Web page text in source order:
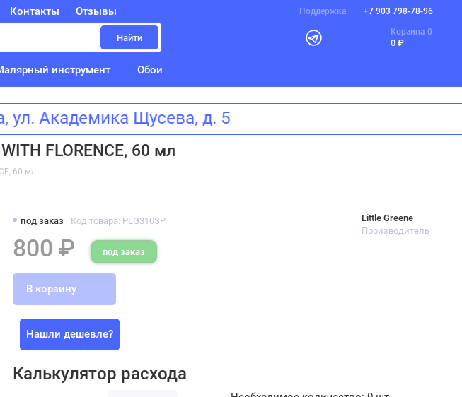
Контакты Отзывы Поддержка +7 903 798-78-96
Найти
Корзина 0
0 ₽
инструмент Обои
ул. Академика Щусева, д. 5
FLORENCE, 60 мл
60 мл
под заказ Код товара: PLG310SP
Little Greene
Производитель
800 ₽ под заказ
В корзину
Нашли дешевле?
Калькулятор расхода